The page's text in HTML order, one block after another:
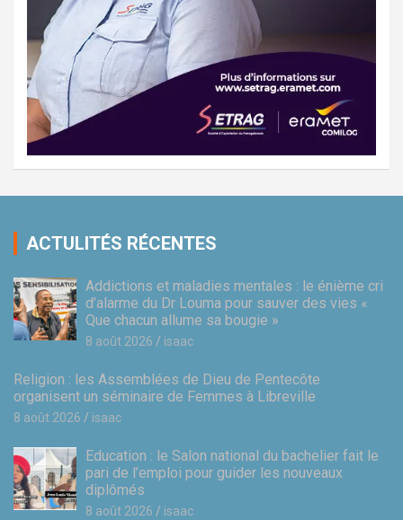
ACTULITÉS RÉCENTES
Addictions et maladies mentales : le énième cri
d’alarme du Dr Louma pour sauver des vies «
Que chacun allume sa bougie »
8 août 2026 isaac
Religion : les Assemblées de Dieu de Pentecôte
organisent un séminaire de Femmes à Libreville
8 août 2026 isaac
Education : le Salon national du bachelier fait le
pari de l’emploi pour guider les nouveaux
diplômés
8 août 2026 isaac